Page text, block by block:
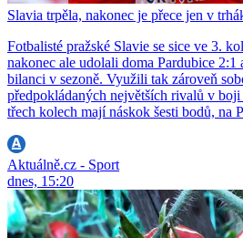
Slavia trpěla, nakonec je přece jen v
Fotbalisté pražské Slavie se sice ve 3.
nakonec ale udolali doma Pardubice 2:1
bilanci v sezoně. Využili tak zároveň
předpokládaných největších rivalů v
třech kolech mají náskok šesti bodů, na
Aktuálně.cz - Sport
dnes, 15:20